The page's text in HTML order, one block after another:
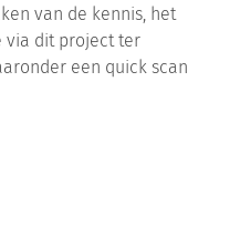
van de kennis, het
via dit project ter
een quick scan